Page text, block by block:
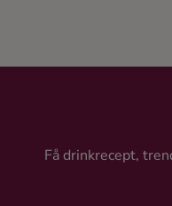
Få drinkrecept,